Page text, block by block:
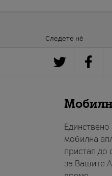
Следете нè
Единствено
мобилна
пристап до
за Вашите